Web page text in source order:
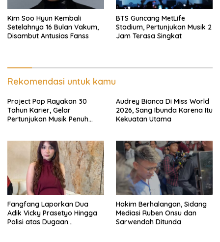
Kim Soo Hyun Kembali
Setelahnya 16 Bulan Vakum,
Disambut Antusias Fanss
BTS Guncang MetLife
Stadium, Pertunjukan Musik 2
Jam Terasa Singkat
Rekomendasi untuk kamu
Project Pop Rayakan 30
Tahun Karier, Gelar
Pertunjukan Musik Penuh
Audrey Bianca Di Miss World
2026, Sang Ibunda Karena Itu
Kekuatan Utama
Fangfang Laporkan Dua
Adik Vicky Prasetyo Hingga
Polisi atas Dugaan
Hakim Berhalangan, Sidang
Mediasi Ruben Onsu dan
Sarwendah Ditunda